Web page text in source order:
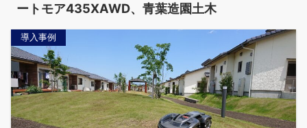
ートモア435XAWD、青葉造園土木
導入事例